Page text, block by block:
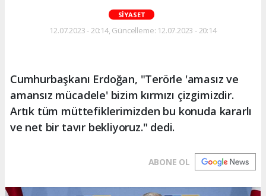
SİYASET
12.07.2023 - 20:14, Güncelleme: 12.07.2023 - 20:14
Cumhurbaşkanı Erdoğan, "Terörle 'amasız ve
amansız mücadele' bizim kırmızı çizgimizdir.
Artık tüm müttefiklerimizden bu konuda kararlı
ve net bir tavır bekliyoruz." dedi.
ABONE OL